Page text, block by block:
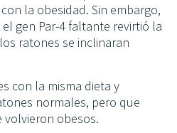
la obesidad. Sin embargo,
gen Par-4 faltante revirtió la
ratones se inclinaran
con la misma dieta y
normales, pero que
volvieron obesos.